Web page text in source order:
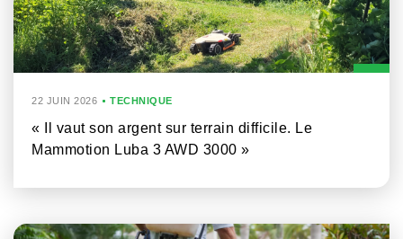
22 JUIN 2026 TECHNIQUE
« Il vaut son argent sur terrain difficile. Le
Mammotion Luba 3 AWD 3000 »